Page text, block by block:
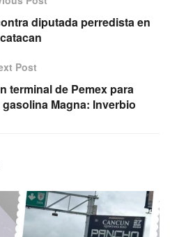
diputada perredista en
Post
terminal de Pemex para
Magna: Inverbio